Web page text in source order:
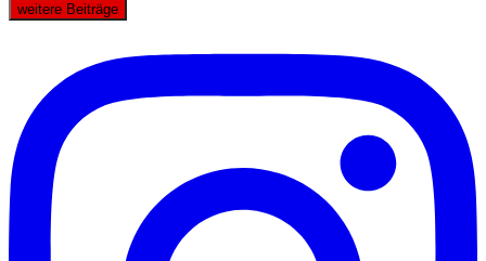
weitere Beiträge